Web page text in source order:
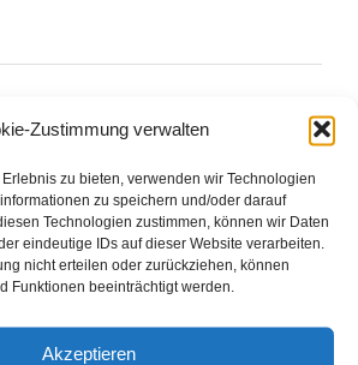
Zustimmung verwalten
zu bieten, verwenden wir Technologien
zu speichern und/oder darauf
Technologien zustimmen, können wir Daten
eindeutige IDs auf dieser Website verarbeiten.
nicht erteilen oder zurückziehen, können
Funktionen beeinträchtigt werden.
Akzeptieren
16:00-17:30